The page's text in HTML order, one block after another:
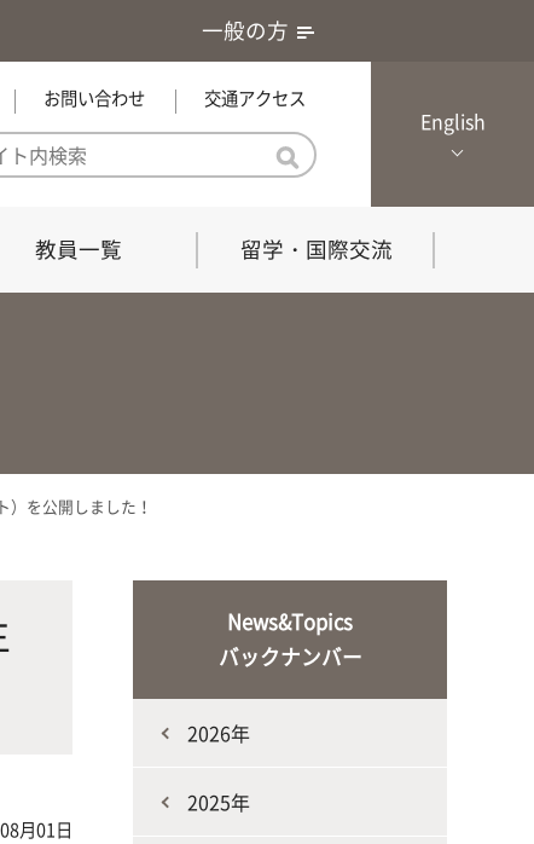
一般の方
お問い合わせ 交通アクセス
English
育における３つの方針と専
設・教育研究関連施設
共同獣医学科
人と動物との共生を目指し、動物の
教員一覧 留学・国際交流
を公開しました！
月01日
News&Topics
バックナンバー
2026年
2025年